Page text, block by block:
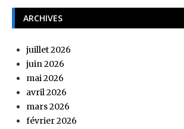
ARCHIVES
juillet 2026
juin 2026
mai 2026
avril 2026
mars 2026
février 2026